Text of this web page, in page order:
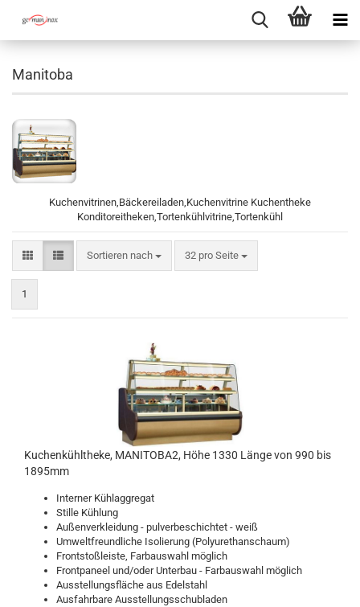
Manitoba
Kuchenvitrinen,Bäckereiladen,Kuchenvitrine Kuchentheke
Konditoreitheken,Tortenkühlvitrine,Tortenkühl
Sortieren nach
Sortieren nach 32 pro Seite
pro Seite
1
Kuchenkühltheke, MANITOBA2, Höhe 1330 Länge von 990 bis
1895mm
Interner Kühlaggregat
Stille Kühlung
Außenverkleidung - pulverbeschichtet - weiß
Umweltfreundliche Isolierung (Polyurethanschaum)
Frontstoßleiste, Farbauswahl möglich
Frontpaneel und/oder Unterbau - Farbauswahl möglich
Ausstellungsfläche aus Edelstahl
Ausfahrbare Ausstellungsschubladen